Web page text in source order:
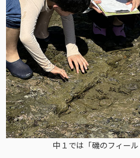
中１では「磯のフィー